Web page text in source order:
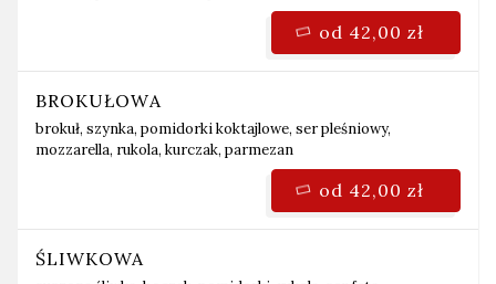
BROKUŁOWA
brokuł, szynka, pomidorki koktajlowe, ser pleśniowy,
mozzarella, rukola, kurczak, parmezan
ŚLIWKOWA